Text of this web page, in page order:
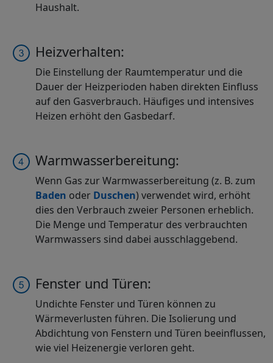
Haushalt.
Heizverhalten:
Die Einstellung der Raumtemperatur und die
Dauer der Heizperioden haben direkten Einfluss
auf den Gasverbrauch. Häufiges und intensives
Heizen erhöht den Gasbedarf.
Warmwasserbereitung:
Wenn Gas zur Warmwasserbereitung (z. B. zum
Baden oder Duschen) verwendet wird, erhöht
dies den Verbrauch zweier Personen erheblich.
Die Menge und Temperatur des verbrauchten
Warmwassers sind dabei ausschlaggebend.
Fenster und Türen:
Undichte Fenster und Türen können zu
Wärmeverlusten führen. Die Isolierung und
Abdichtung von Fenstern und Türen beeinflussen,
wie viel Heizenergie verloren geht.